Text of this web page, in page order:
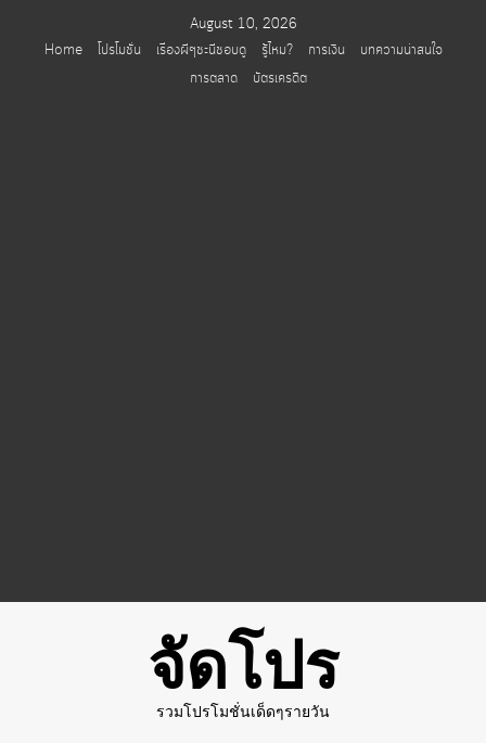
August 10, 2026
Home
โปรโมชั่น เรื่องผีๆชะนีชอบดู รู้ไหม? การเงิน
บทความน่าสนใจ
การตลาด
บัตรเครดิต
จัดโปร
รวมโปรโมชั่นเด็ดๆรายวัน